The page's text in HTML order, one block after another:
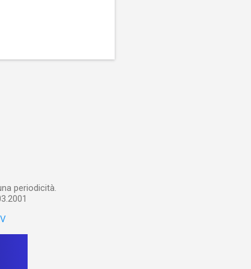
periodicità.